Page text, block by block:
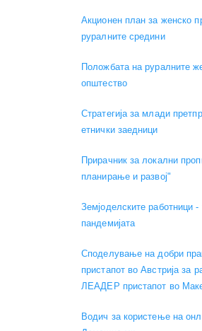
Акционен план за женско
руралните средини
Положбата на руралните
општество
Стратегија за млади
етнички заедници
Прирачник за локални
планирање и развој"
Земјоделските работници
пандемијата
Споделување на добри
пристапот во Австрија за
ЛЕАДЕР пристапот во
Водич за користење на